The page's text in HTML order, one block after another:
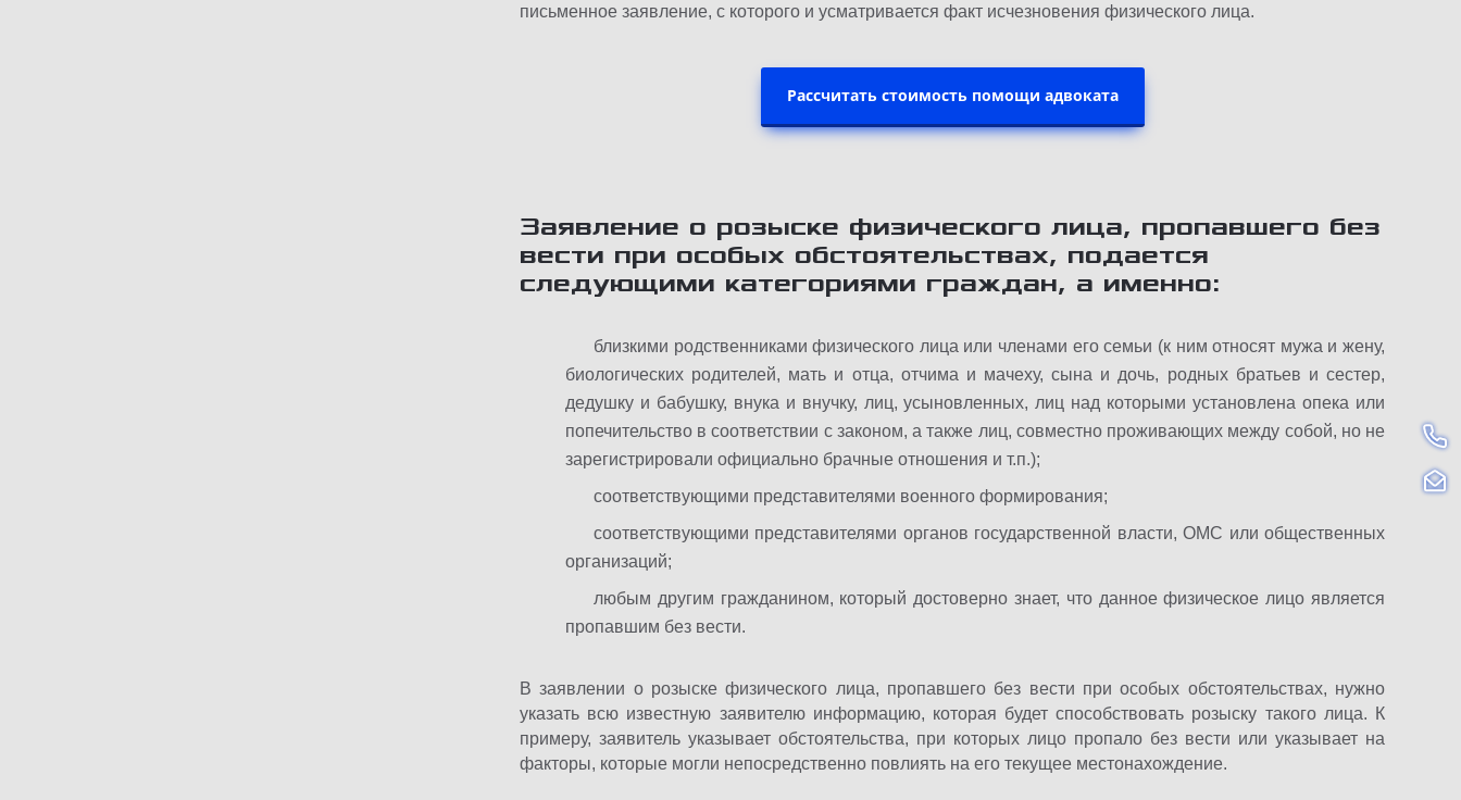
письменное заявление, с которого и усматривается факт исчезновения физического лица.
Рассчитать стоимость помощи адвоката
Заявление о розыске физического лица, пропавшего без
вести при особых обстоятельствах, подается
следующими категориями граждан, а именно:
близкими родственниками физического лица или членами его семьи (к ним относят мужа и жену,
биологических родителей, мать и отца, отчима и мачеху, сына и дочь, родных братьев и сестер,
дедушку и бабушку, внука и внучку, лиц, усыновленных, лиц над которыми установлена ​​опека или
попечительство в соответствии с законом, а также лиц, совместно проживающих между собой, но не
зарегистрировали официально брачные отношения и т.п.);
соответствующими представителями военного формирования;
соответствующими представителями органов государственной власти, ОМС или общественных
организаций;
любым другим гражданином, который достоверно знает, что данное физическое лицо является
пропавшим без вести.
В заявлении о розыске физического лица, пропавшего без вести при особых обстоятельствах, нужно
указать всю известную заявителю информацию, которая будет способствовать розыску такого лица. К
примеру, заявитель указывает обстоятельства, при которых лицо пропало без вести или указывает на
факторы, которые могли непосредственно повлиять на его текущее местонахождение.